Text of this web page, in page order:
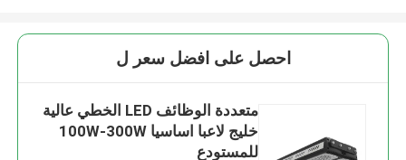
احصل على افضل سعر ل
متعددة الوظائف LED الخطي عالية
خليج لاعبا اساسيا 100W-300W
للمستودع